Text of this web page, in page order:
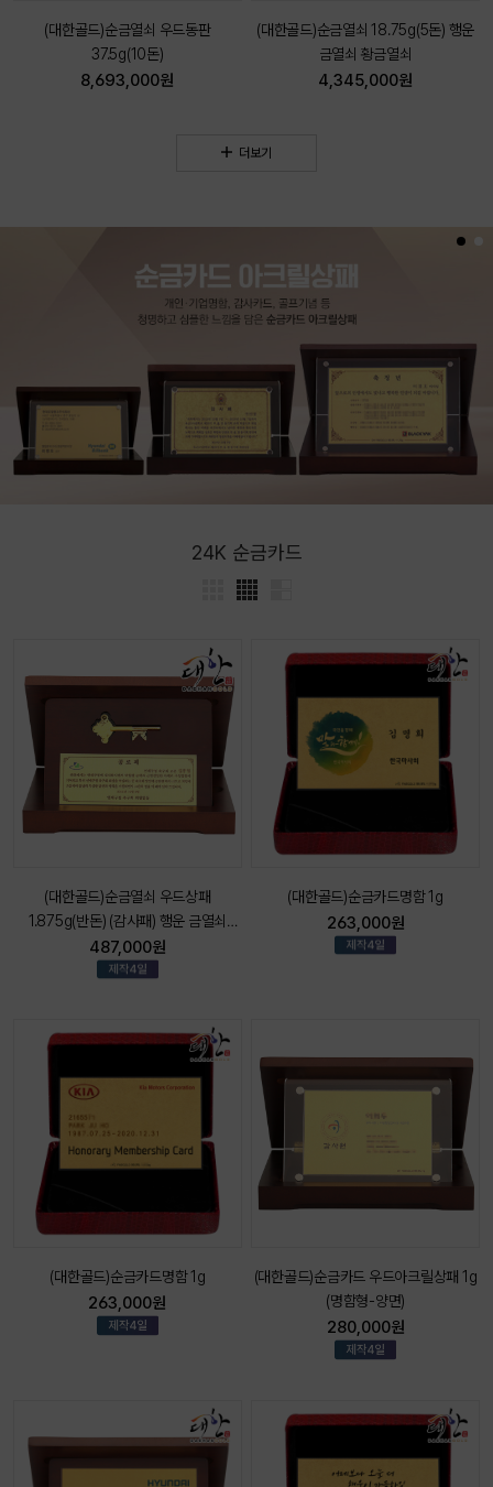
(대한골드)순금열쇠 우드동판
37.5g(10돈)
8,693,000원
(대한골드)순금열쇠 18.75g(5돈) 행운
금열쇠 황금열쇠
4,345,000원
더보기
24K 순금카드
(대한골드)순금열쇠 우드상패
1.875g(반돈) (감사패) 행운 금열쇠
황금열쇠
487,000원
(대한골드)순금카드명함 1g
263,000원
(대한골드)순금카드명함 1g
263,000원
(대한골드)순금카드 우드아크릴상패 1g
(명함형-양면)
280,000원